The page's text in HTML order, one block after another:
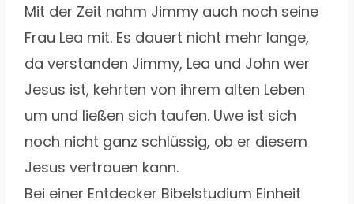
Mit der Zeit nahm Jimmy auch noch seine
Frau Lea mit. Es dauert nicht mehr lange,
da verstanden Jimmy, Lea und John wer
Jesus ist, kehrten von ihrem alten Leben
um und ließen sich taufen. Uwe ist sich
noch nicht ganz schlüssig, ob er diesem
Jesus vertrauen kann.
Bei einer Entdecker Bibelstudium Einheit